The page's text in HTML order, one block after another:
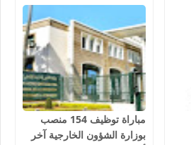
مباراة توظيف 154 منصب
بوزارة الشؤون الخارجية آخر